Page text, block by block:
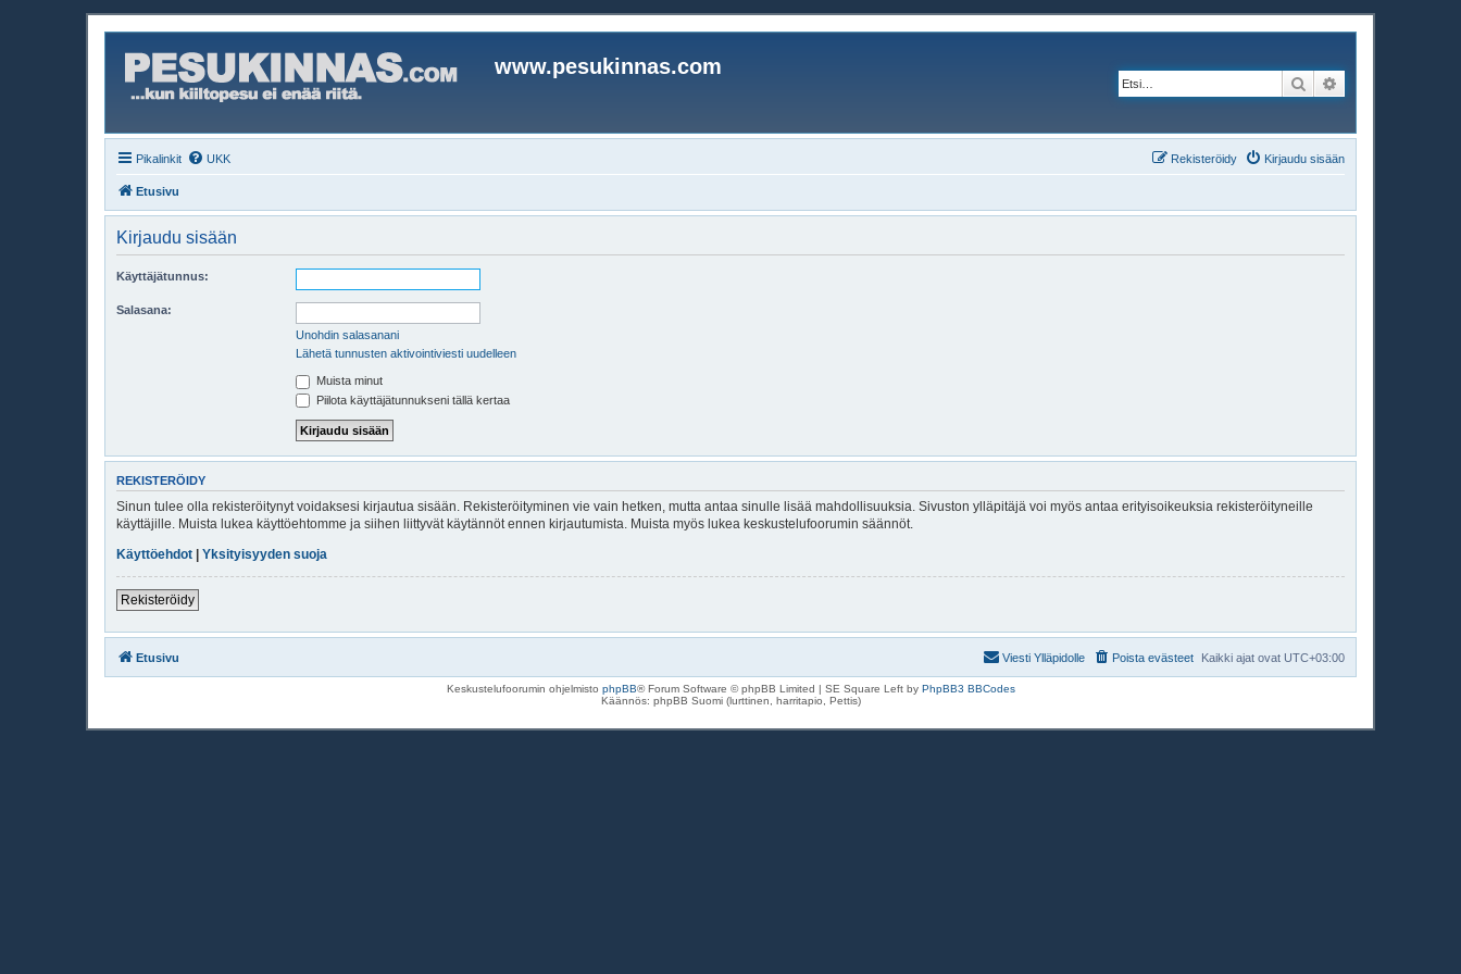
www.pesukinnas.com
Etsi
Pikalinkit UKK Kirjaudu sisään
Rekisteröidy
Etusivu
Kirjaudu sisään
Käyttäjätunnus:
Salasana:
Unohdin salasanani
Lähetä tunnusten aktivointiviesti uudelleen
Muista minut
Piilota käyttäjätunnukseni tällä kertaa
REKISTERÖIDY
Sinun tulee olla rekisteröitynyt voidaksesi kirjautua sisään. Rekisteröityminen vie vain hetken, mutta antaa sinulle lisää mahdollisuuksia. Sivuston ylläpitäjä voi myös antaa erityisoikeuksia rekisteröityneille
käyttäjille. Muista lukea käyttöehtomme ja siihen liittyvät käytännöt ennen kirjautumista. Muista myös lukea keskustelufoorumin säännöt.
Käyttöehdot | Yksityisyyden suoja
Rekisteröidy
Etusivu Kaikki ajat ovat UTC+03:00
Poista evästeet
Viesti Ylläpidolle
Keskustelufoorumin ohjelmisto phpBB® Forum Software © phpBB Limited | SE Square Left by PhpBB3 BBCodes
Käännös: phpBB Suomi (lurttinen, harritapio, Pettis)